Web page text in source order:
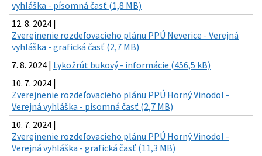
vyhláška - písomná časť (1,8 MB)
12. 8. 2024 |
Zverejnenie rozdeľovacieho plánu PPÚ Neverice - Verejná
vyhláška - grafická časť (2,7 MB)
7. 8. 2024 | Lykožrút bukový - informácie (456,5 kB)
10. 7. 2024 |
Zverejnenie rozdeľovacieho plánu PPÚ Horný Vinodol -
Verejná vyhláška - pisomná časť (2,7 MB)
10. 7. 2024 |
Zverejnenie rozdeľovacieho plánu PPÚ Horný Vinodol -
Verejná vyhláška - grafická časť (11,3 MB)